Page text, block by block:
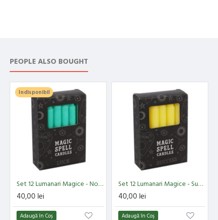
PEOPLE ALSO BOUGHT
Indisponibil
Set 12 Lumanari Magice - Noroc
40,00 lei
Adaugă în Coş
Set 12 Lumanari Magice - Succes
40,00 lei
Adaugă în Coş